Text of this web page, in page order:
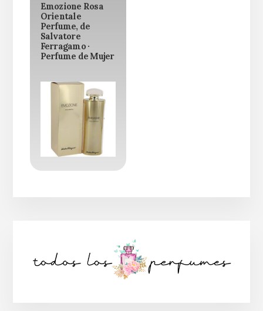
Emozione Rosa
Orientale
Perfume, de
Salvatore
Ferragamo ·
Perfume de Mujer
lateral